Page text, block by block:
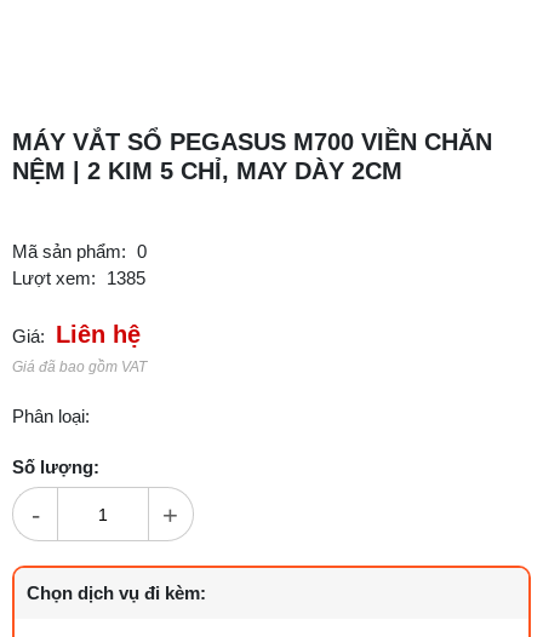
MÁY VẮT SỔ PEGASUS M700 VIỀN CHĂN
NỆM | 2 KIM 5 CHỈ, MAY DÀY 2CM
Mã sản phẩm: 0
Lượt xem:
1385
Giá: Liên hệ
Giá đã bao gồm VAT
Phân loại:
Số lượng:
- +
Chọn dịch vụ đi kèm: